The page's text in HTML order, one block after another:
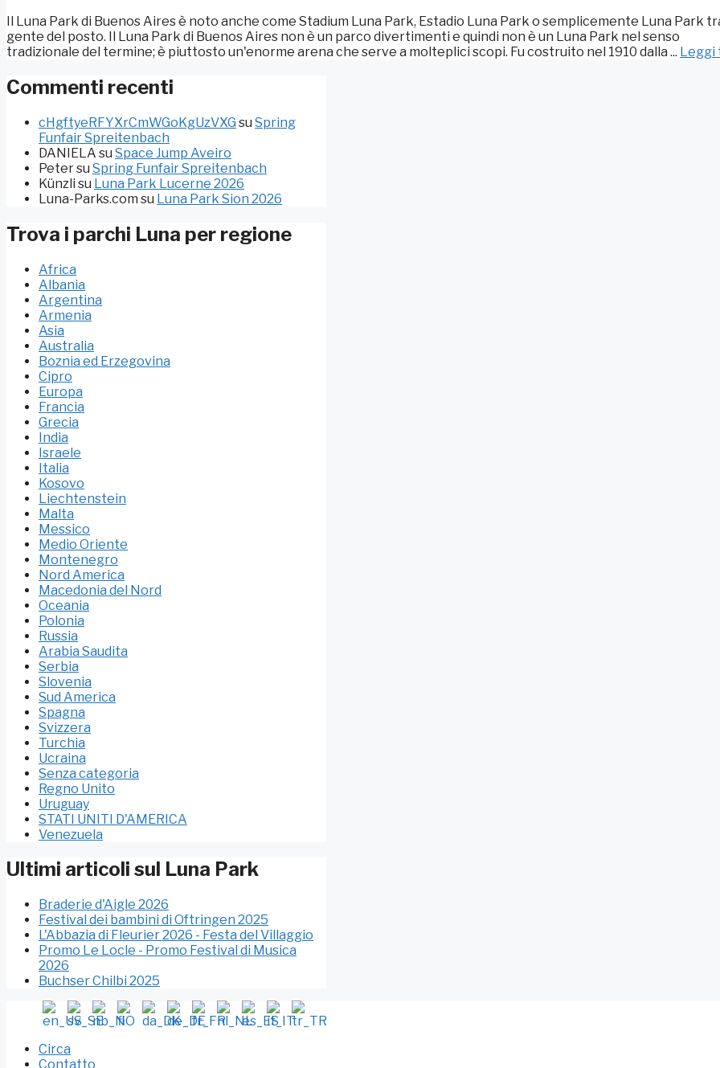
Il Luna Park di Buenos Aires è noto anche come Stadium Luna Park, Estadio Luna Park o semplicemente Luna Park
gente del posto. Il Luna Park di Buenos Aires non è un parco divertimenti e quindi non è un Luna Park nel senso
tradizionale del termine; è piuttosto un'enorme arena che serve a molteplici scopi. Fu costruito nel 1910 dalla ... Leggi
Commenti recenti
cHgftyeRFYXrCmWGoKgUzVXG su Spring
Funfair Spreitenbach
DANIELA su Space Jump Aveiro
Petersu Spring Funfair Spreitenbach
Künzli su Luna Park Lucerne 2026
Luna-Parks.com su Luna Park Sion 2026
Trova i parchi Luna per regione
Africa
Albania
Argentina
Armenia
Asia
Australia
Boznia ed Erzegovina
Cipro
Europa
Francia
Grecia
India
Israele
Italia
Kosovo
Liechtenstein
Malta
Messico
Medio Oriente
Montenegro
Nord America
Macedonia del Nord
Oceania
Polonia
Russia
Arabia Saudita
Serbia
Slovenia
Sud America
Spagna
Svizzera
Turchia
Ucraina
Senza categoria
Regno Unito
Uruguay
STATI UNITI D'AMERICA
Venezuela
Ultimi articoli sul Luna Park
Braderie d'Aigle 2026
Festival dei bambini di Oftringen 2025
L'Abbazia di Fleurier 2026 - Festa del Villaggio
Promo Le Locle - Promo Festival di Musica
2026
Buchser Chilbi 2025
Circa
Contatto